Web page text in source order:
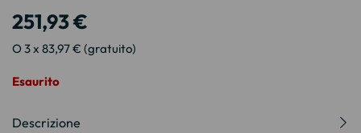
immagini
251,93 €
O 3 x 83,97 € (gratuito)
Esaurito
Descrizione